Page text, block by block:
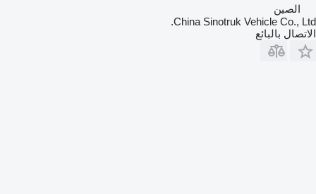
الصين
China Sinotruk Vehicle Co., Ltd.
الاتصال بالبائع